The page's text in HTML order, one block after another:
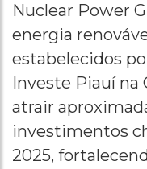
Nuclear Power
energia
estabelecidos
Investe Piauí
atrair
investimentos
2025,